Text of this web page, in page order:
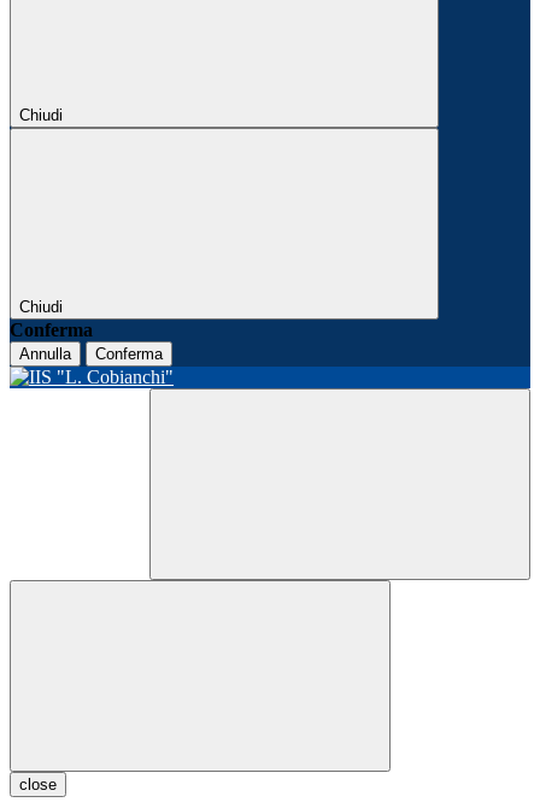
Chiudi
Chiudi
Conferma
Annulla Conferma
close